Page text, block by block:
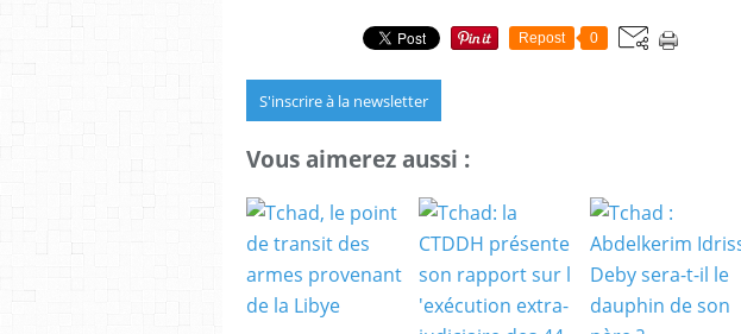
Repost 0
S'inscrire à la newsletter
Vous aimerez aussi :